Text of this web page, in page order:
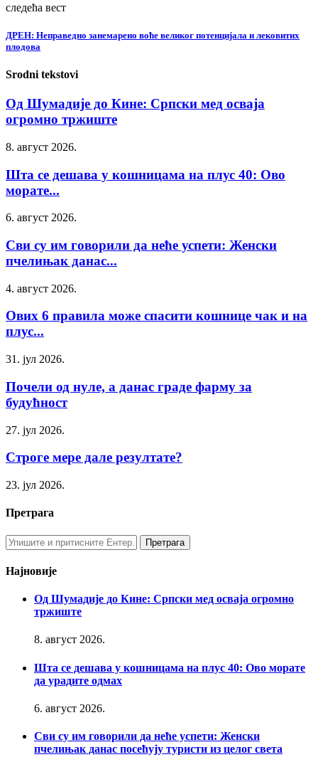
следећа вест
ДРЕН: Неправедно занемарено воће великог потенцијала и лековитих
плодова
Srodni tekstovi
Од Шумадије до Кине: Српски мед осваја
огромно тржиште
8. август 2026.
Шта се дешава у кошницама на плус 40: Ово
морате...
6. август 2026.
Сви су им говорили да неће успети: Женски
пчелињак данас...
4. август 2026.
Ових 6 правила може спасити кошнице чак и на
плус...
31. јул 2026.
Почели од нуле, а данас граде фарму за
будућност
27. јул 2026.
Строге мере дале резултате?
23. јул 2026.
Претрага
Најновије
Од Шумадије до Кине: Српски мед осваја огромно
тржиште
8. август 2026.
Шта се дешава у кошницама на плус 40: Ово морате
да урадите одмах
6. август 2026.
Сви су им говорили да неће успети: Женски
пчелињак данас посећују туристи из целог света